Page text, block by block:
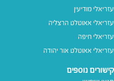
עזריאלי מודיעין
עזריאלי אאוטלט הרצליה
עזריאלי חיפה
עזריאלי אאוטלט אור יהודה
קישורים נוספים